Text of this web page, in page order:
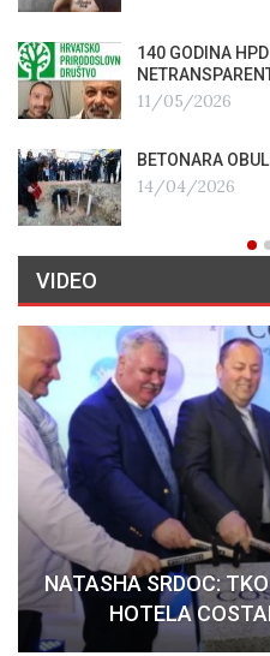
140 GODINA
11/05/2026
BETONARA
14/04/2026
VIDEO
NATASHA SRDOC:
HOTELA